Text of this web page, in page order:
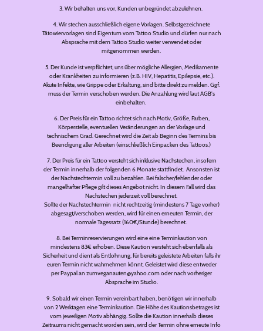
3. Wir behalten uns vor, Kunden unbegründet abzulehnen.
4. Wir stechen ausschließlich eigene Vorlagen. Selbstgezeichnete
Tätowiervorlagen sind Eigentum vom Tattoo Studio und dürfen nur nach
Absprache mit dem Tattoo Studio weiter verwendet oder
mitgenommen werden.
5. Der Kunde ist verpflichtet, uns über mögliche Allergien, Medikamente
oder Krankheiten zu informieren (z.B. HIV, Hepatitis, Epilepsie, etc.).
Akute Infekte, wie Grippe oder Erkältung, sind bitte direkt zu melden. Ggf.
muss der Termin verschoben werden. Die Anzahlung wird laut AGB's
einbehalten.
6. Der Preis für ein Tattoo richtet sich nach Motiv, Größe, Farben,
Körperstelle, eventuellen Veränderungen an der Vorlage und
technischem Grad. Gerechnet wird die Zeit ab Beginn des Termins bis
Beendigung aller Arbeiten (einschließlich Einpacken des Tattoos.)
7. Der Preis für ein Tattoo versteht sich inklusive Nachstechen, insofern
der Termin innerhalb der folgenden 6 Monate stattfindet. Ansonsten ist
der Nachstechtermin voll zu bezahlen. Bei falscher/fehlender oder
mangelhafter Pflege gilt dieses Angebot nicht. In diesem Fall wird das
Nachstechen jederzeit voll berechnet.
Sollte der Nachstechtermin nicht rechtzeitig (mindestens 7 Tage vorher)
abgesagt/verschoben werden, wird für einen erneuten Termin, der
normale Tagessatz (160€/Stunde) berechnet.
8. Bei Terminreservierungen wird eine eine Terminkaution von
mindestens 83€ erhoben. Diese Kaution versteht sich ebenfalls als
Sicherheit und dient als Entlohnung, für bereits geleistete Arbeiten falls ihr
euren Termin nicht wahrnehmen könnt. Geleistet wird diese entweder
per Paypal an zumveganauten@yahoo.com oder nach vorheriger
Absprache im Studio.
9. Sobald wir einen Termin vereinbart haben, benötigen wir innerhalb
von 2 Werktagen eine Terminkaution. Die Höhe des Kautionsbetrages ist
vom jeweiligen Motiv abhängig. Sollte die Kaution innerhalb dieses
Zeitraums nicht gemacht worden sein, wird der Termin ohne erneute Info